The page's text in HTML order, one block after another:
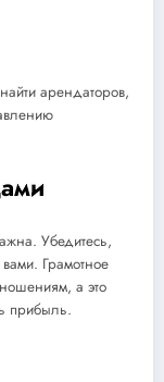
арендаторов,
Убедитесь,
вами. Грамотное
а это
прибыль.